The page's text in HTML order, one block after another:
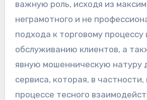
важную роль, исходя из
неграмотного и не
подхода к торговому процессу
обслуживанию клиентов, а
явную мошенническую натуру
сервиса, которая, в частности,
процессе тесного